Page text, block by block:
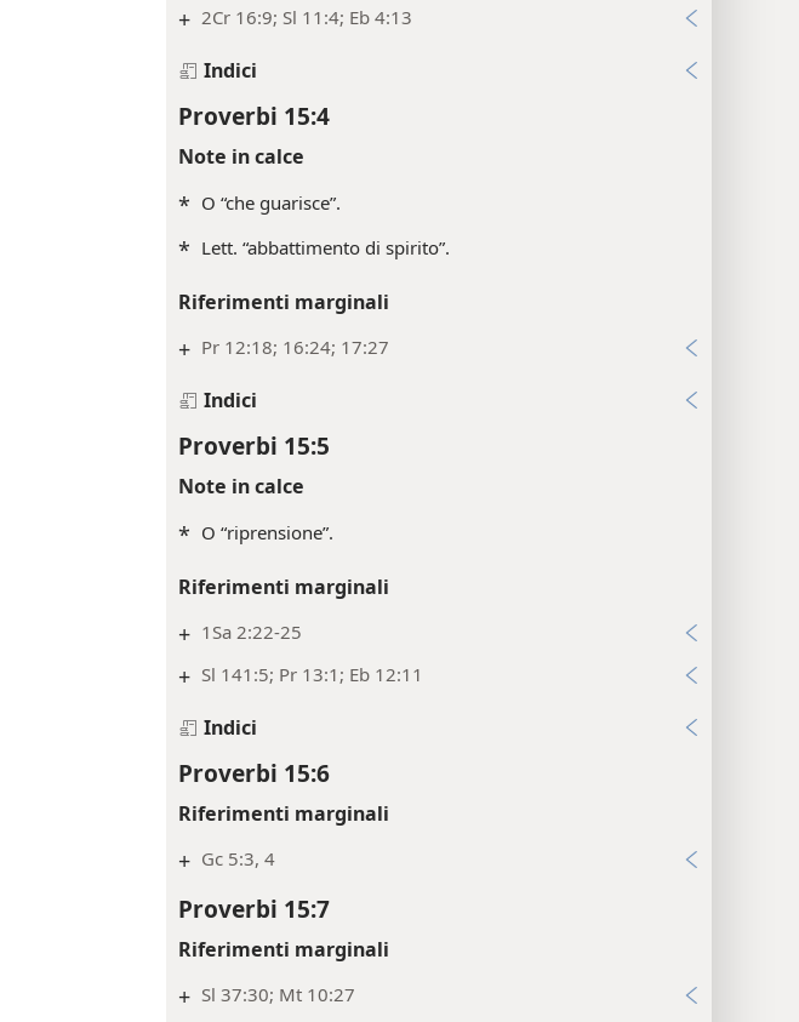
+ 2Cr 16:9; Sl 11:4; Eb 4:13
Indici
Proverbi 15:4
Note in calce
* O “che guarisce”.
* Lett. “abbattimento di spirito”.
Riferimenti marginali
+ Pr 12:18; 16:24; 17:27
Indici
Proverbi 15:5
Note in calce
* O “riprensione”.
Riferimenti marginali
+ 1Sa 2:22-25
+ Sl 141:5; Pr 13:1; Eb 12:11
Indici
Proverbi 15:6
Riferimenti marginali
+ Gc 5:3, 4
Proverbi 15:7
Riferimenti marginali
+ Sl 37:30; Mt 10:27